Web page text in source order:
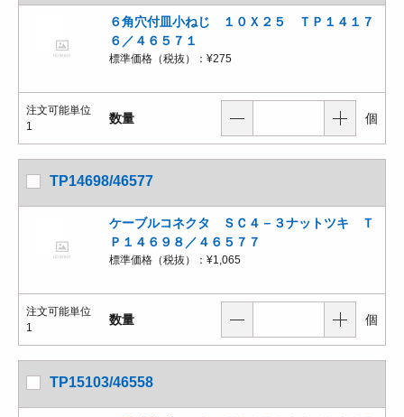
６角穴付皿小ねじ １０Ｘ２５ ＴＰ１４１７
６／４６５７１
標準価格（税抜）： ¥275
注文可能単位
1
数量 個
TP14698/46577
ケーブルコネクタ ＳＣ４－３ナットツキ Ｔ
Ｐ１４６９８／４６５７７
標準価格（税抜）： ¥1,065
注文可能単位
1
数量 個
TP15103/46558